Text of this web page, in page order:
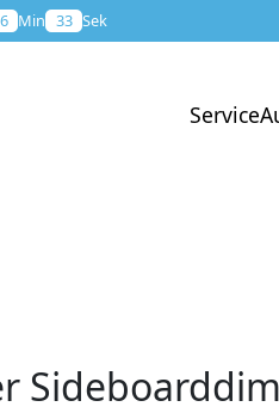
Min 32 Sek
Service